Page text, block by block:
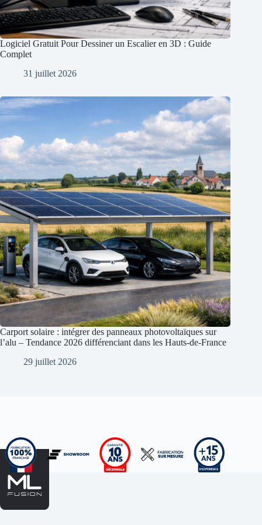
Logiciel Gratuit Pour Dessiner un Escalier en 3D : Guide
Complet
31 juillet 2026
Carport solaire : intégrer des panneaux photovoltaïques sur
l’alu – Tendance 2026 différenciant dans les Hauts-de-France
29 juillet 2026